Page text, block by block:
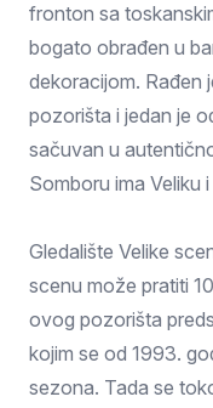
fronton sa
bogato obrađen u
dekoracijom. Rađen
pozorišta i jedan je
sačuvan u
Somboru ima Veliku
Gledalište Velike
scenu može pratiti
ovog pozorišta
kojim se od 1993.
sezona. Tada se